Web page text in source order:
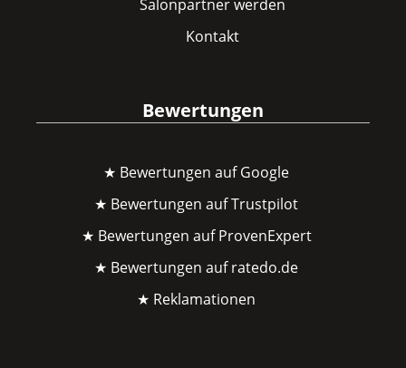
Salonpartner werden
Kontakt
Bewertungen
★ Bewertungen auf Google
★ Bewertungen auf Trustpilot
★ Bewertungen auf ProvenExpert
★ Bewertungen auf ratedo.de
★ Reklamationen